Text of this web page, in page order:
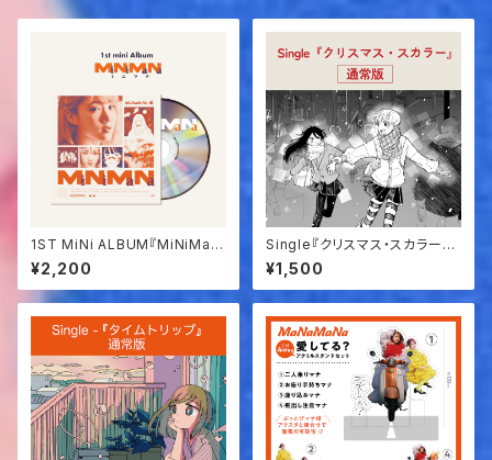
1ST MiNi ALBUM『MiNiMaN
a』
¥2,200
Single『クリスマス・スカラー』
通常版
¥1,500